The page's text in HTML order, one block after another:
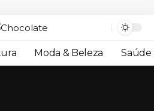
Moda & Beleza Saúde